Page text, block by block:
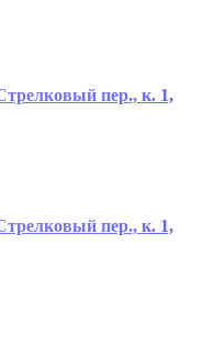
пер., к. 1,
пер., к. 1,